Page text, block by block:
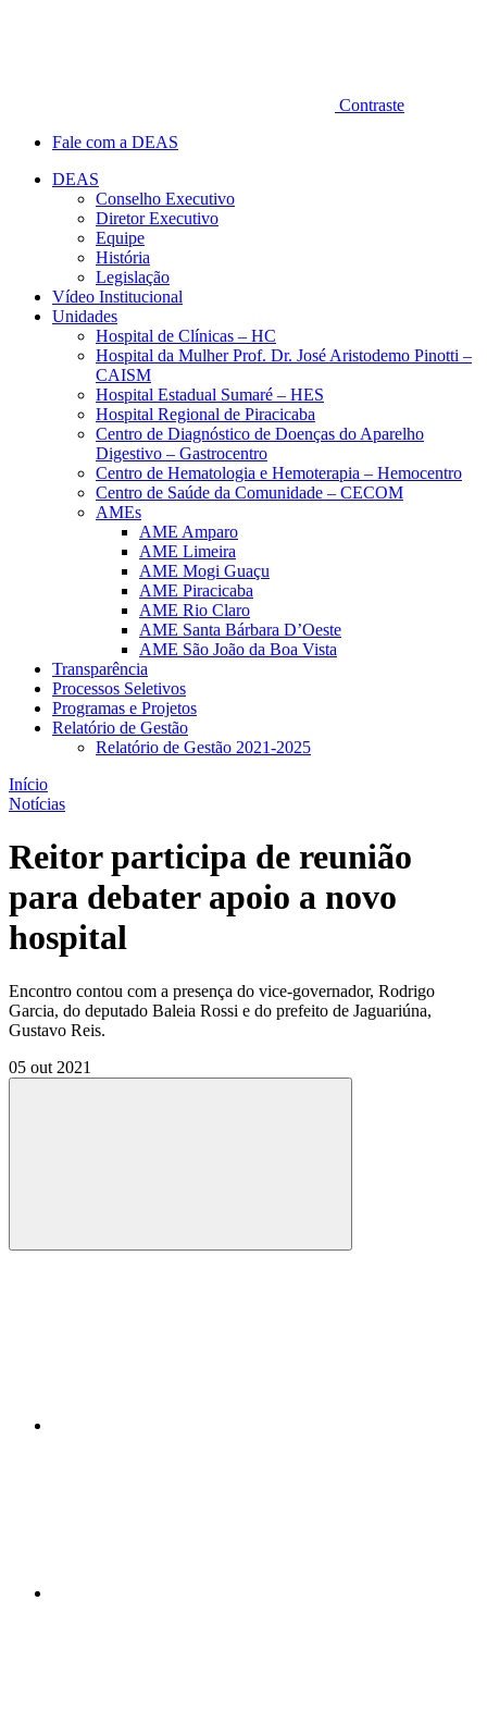
Contraste
Fale com a DEAS
DEAS
Conselho Executivo
Diretor Executivo
Equipe
História
Legislação
Vídeo Institucional
Unidades
Hospital de Clínicas – HC
Hospital da Mulher Prof. Dr. José Aristodemo Pinotti –
CAISM
Hospital Estadual Sumaré – HES
Hospital Regional de Piracicaba
Centro de Diagnóstico de Doenças do Aparelho
Digestivo – Gastrocentro
Centro de Hematologia e Hemoterapia – Hemocentro
Centro de Saúde da Comunidade – CECOM
AMEs
AME Amparo
AME Limeira
AME Mogi Guaçu
AME Piracicaba
AME Rio Claro
AME Santa Bárbara D’Oeste
AME São João da Boa Vista
Transparência
Processos Seletivos
Programas e Projetos
Relatório de Gestão
Relatório de Gestão 2021-2025
Início
Notícias
Reitor participa de reunião
para debater apoio a novo
hospital
Encontro contou com a presença do vice-governador, Rodrigo
Garcia, do deputado Baleia Rossi e do prefeito de Jaguariúna,
Gustavo Reis.
05 out 2021
Compartilhar